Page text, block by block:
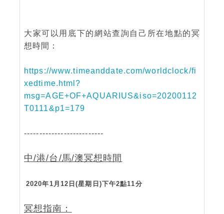
大家可以用底下的網站查詢自己所在地點的冥
想時間：
https://www.timeanddate.com/worldclock/fi
xedtime.html?
msg=AGE+OF+AQUARIUS&iso=20200112
T0111&p1=179
--------------------------
中/港/台/馬/澳冥想時間
2020年1月12日(星期日)下午2點11分
冥想指南：